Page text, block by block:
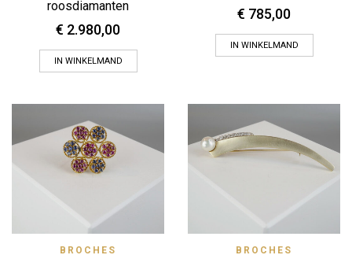
roosdiamanten
€ 2.980,00
IN WINKELMAND
€ 785,00
IN WINKELMAND
BROCHES BROCHES